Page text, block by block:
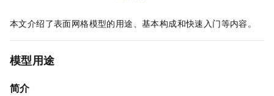
本文介绍了表面网格模型的用途、基本构成和快速入门等内容。
模型用途
简介